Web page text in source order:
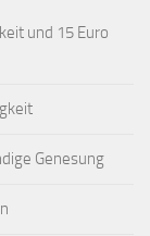
und 15 Euro
Genesung